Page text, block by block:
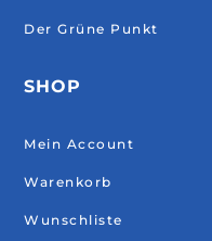
Der Grüne Punkt
SHOP
Mein Account
Warenkorb
Wunschliste